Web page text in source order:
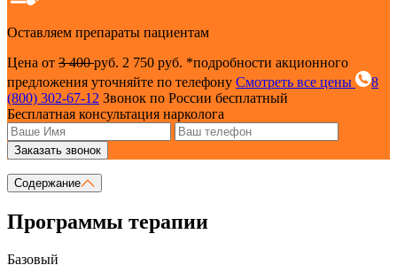
Оставляем препараты пациентам
Цена от 3 400руб. 2 750 руб. *подробности акционного
предложения уточняйте по телефону Смотреть все цены
8
(800) 302-67-12 Звонок по России бесплатный
Бесплатная консультация нарколога
Заказать звонок
Содержание
Программы терапии
Базовый